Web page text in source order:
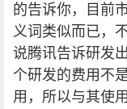
的告诉你，目前
义词类似而已，
说腾讯告诉研发
个研发的费用不
用，所以与其使